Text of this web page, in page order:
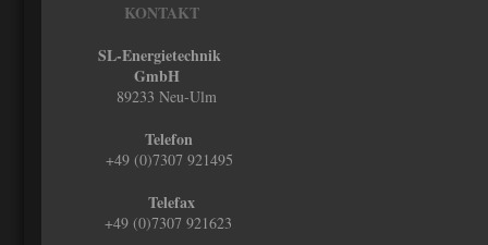
KONTAKT
SL-Energietechnik
GmbH
89233 Neu-Ulm
Telefon
+49 (0)7307 921495
Telefax
+49 (0)7307 921623